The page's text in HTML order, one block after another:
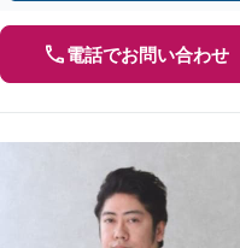
電話でお問い合わせ